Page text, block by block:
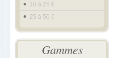
10 à 25 €
25 à 50 €
Gammes